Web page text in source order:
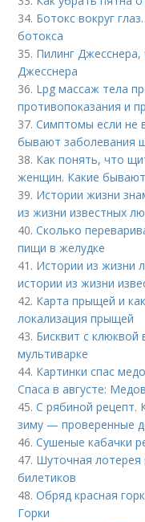
34. Ботокс вокруг
ботокса
35. Пилинг Джесснера,
Джесснера
36. Lpg массаж тела
противопоказания и
37.Симптомы если не
бывают заболевания
38. Как понять, что
женщин. Какие
39. Истории жизни
из жизни известных
40.Сколько
пищи в желудке
41. Истории из жизни
истории из жизни
42. Карта прыщей и
локализация прыщей
43. Бисквит с клюквой
мультиварке
44. Картинки спас
Спаса в августе:
45.С рябиной рецепт.
зиму — проверенные
46.Сушеные кабачки
47. Шуточная лотерея
билетиков
48.Обряд красная
Горки